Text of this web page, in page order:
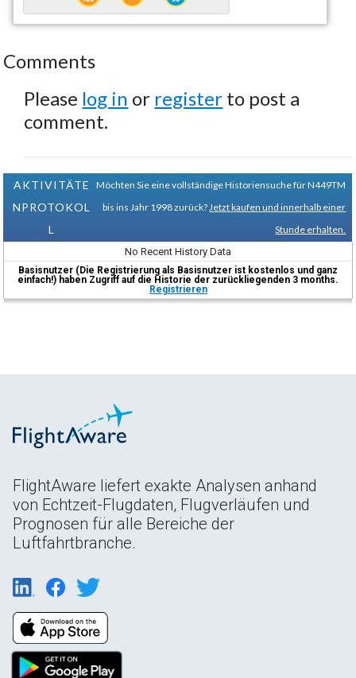
Comments
Please log in or register to post a
comment.
AKTIVITÄTE
NPROTOKOL
L
Möchten Sie eine vollständige Historiensuche für N449TM
bis ins Jahr 1998 zurück? Jetzt kaufen und innerhalb einer
Stunde erhalten.
No Recent History Data
Basisnutzer (Die Registrierung als Basisnutzer ist kostenlos und ganz
einfach!) haben Zugriff auf die Historie der zurückliegenden 3 months.
Registrieren
FlightAware liefert exakte Analysen anhand
von Echtzeit-Flugdaten, Flugverläufen und
Prognosen für alle Bereiche der
Luftfahrtbranche.